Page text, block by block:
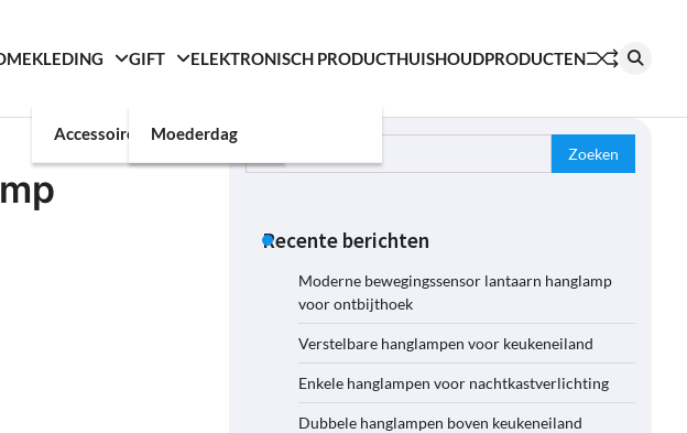
KLEDING
Accessoires
GIFT
Moederdag
ELEKTRONISCH PRODUCTHUISHOUDPRODUCTEN
naar:
Recente berichten
Moderne bewegingssensor lantaarn hanglamp
voor ontbijthoek
Verstelbare hanglampen voor keukeneiland
Enkele hanglampen voor nachtkastverlichting
Dubbele hanglampen boven keukeneiland